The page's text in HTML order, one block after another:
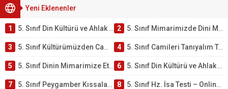
Yeni Eklenenler
1 5. Sınıf Din Kültürü ve Ahlak Bilgisi 4. Ünite: Mimarimizde Dini Motifler Çalışmaları 2 5. Sınıf Mimarimizde Dini Motifler Ünite Testi – Online Çöz
3 5. Sınıf Kültürümüzden Cami Örnekleri Testi – Online Çöz 4 5. Sınıf Camileri Tanıyalım Testi – Online Çöz
5 5. Sınıf Dinin Mimarimize Etkisi Testi – Online Çöz 6 5. Sınıf Din Kültürü ve Ahlak Bilgisi 4. Ünite: Peygamber Kıssaları Çalışmaları
7 5. Sınıf Peygamber Kıssaları Ünite Testi – Online Çöz 8 5. Sınıf Hz. İsa Testi – Online Çöz